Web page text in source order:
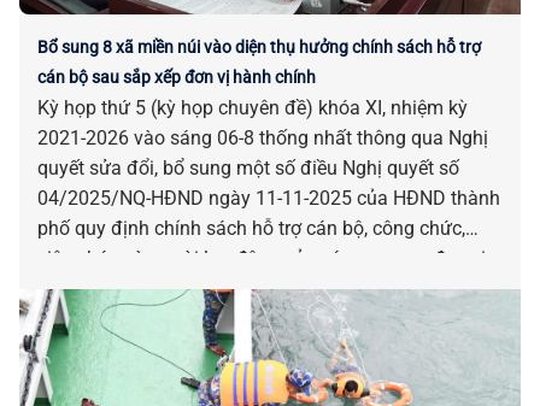
Bổ sung 8 xã miền núi vào diện thụ hưởng chính sách hỗ trợ
cán bộ sau sắp xếp đơn vị hành chính
Kỳ họp thứ 5 (kỳ họp chuyên đề) khóa XI, nhiệm kỳ
2021-2026 vào sáng 06-8 thống nhất thông qua Nghị
quyết sửa đổi, bổ sung một số điều Nghị quyết số
04/2025/NQ-HĐND ngày 11-11-2025 của HĐND thành
phố quy định chính sách hỗ trợ cán bộ, công chức,
viên chức và người lao động của các cơ quan, đơn vị
bị tác động, ảnh hưởng do sắp xếp đơn vị hành chính.